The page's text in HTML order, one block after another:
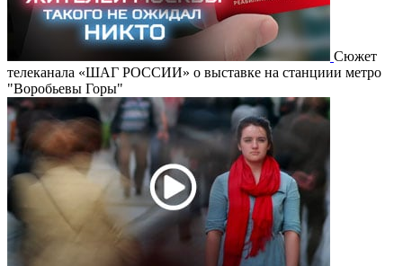
Сюжет
телеканала «ШАГ РОССИИ» о выставке на станциии метро
"Воробьевы Горы"